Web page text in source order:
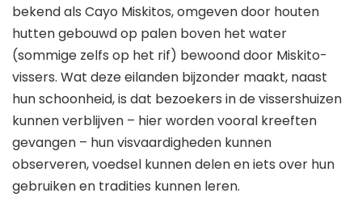
bekend als Cayo Miskitos, omgeven door houten
hutten gebouwd op palen boven het water
(sommige zelfs op het rif) bewoond door Miskito-
vissers. Wat deze eilanden bijzonder maakt, naast
hun schoonheid, is dat bezoekers in de vissershuizen
kunnen verblijven – hier worden vooral kreeften
gevangen – hun visvaardigheden kunnen
observeren, voedsel kunnen delen en iets over hun
gebruiken en tradities kunnen leren.